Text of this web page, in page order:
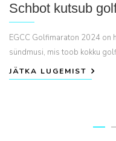
Schbot kutsub
EGCC Golfimaraton 2024 on
sündmusi, mis toob kokku
JÄTKA LUGEMIST